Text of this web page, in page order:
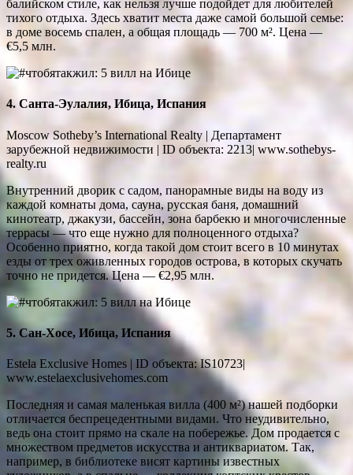
балийском стиле, как нельзя лучше подойдет для любителей
тихого отдыха. Здесь хватит места даже самой большой семье:
в доме восемь спален, а общая площадь — 700 м². Цена —
€5,5 млн.
4. Санта-Эулалия, Ибица, Испания
Moscow Sotheby’s International Realty | Департамент
зарубежной недвижимости | ID объекта: 2213| www.sothebys-
realty.ru
Внутренний дворик с садом, панорамные виды на воду из
каждой комнаты дома, сауна, русская баня, домашний
кинотеатр, джакузи, бассейн, зона барбекю и многочисленные
террасы — что еще нужно для полноценного отдыха?
Особенно приятно, когда такой дом стоит всего в 10 минутах
езды от трех оживленных городов острова, в которых скучать
точно не придется. Цена — €2,95 млн.
5. Сан-Хосе, Ибица, Испания
Estela Exclusive Homes | ID объекта: IS10723|
www.estelaexclusivehomes.com
Последняя и самая маленькая вилла (400 м²) нашей подборки
отличается беспрецедентными видами. Что неудивительно,
ведь она стоит прямо на скале на побережье. Дом продается с
множеством предметов искусства и антиквариатом. Так,
например, в библиотеке висят картины известных